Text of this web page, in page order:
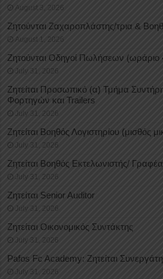
August 3, 2026
Ζητούνται Ζαχαροπλάστης/τρια &
August 1, 2026
Ζητούνται Οδηγοί Πωλήσεων
July 31, 2026
Ζητείται Προσωπικό (α) Τμήμα
Φορτηγών και Trailers
July 31, 2026
Ζητείται Βοηθός Λογιστηρίου (μισθός
July 31, 2026
Ζητείται Βοηθός Εκτελωνιστής/
July 31, 2026
Ζητείται Senior Auditor
July 31, 2026
Ζητείται Οικονομικός Συντάκτης
July 31, 2026
Pafos Fc Academy: Ζητείται
July 31, 2026